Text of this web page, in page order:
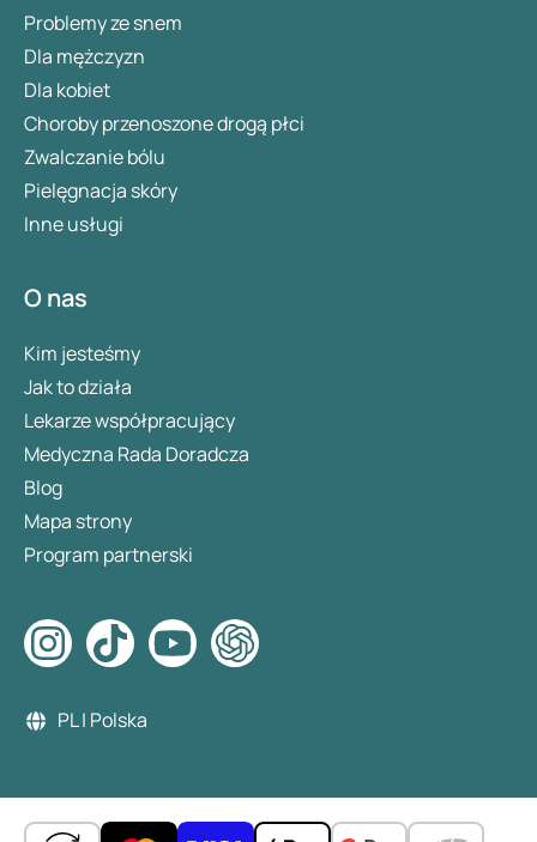
Problemy ze snem
Dla mężczyzn
Dla kobiet
Choroby przenoszone drogą płci
Zwalczanie bólu
Pielęgnacja skóry
Inne usługi
O nas
Kim jesteśmy
Jak to działa
Lekarze współpracujący
Medyczna Rada Doradcza
Blog
Mapa strony
Program partnerski
PL | Polska